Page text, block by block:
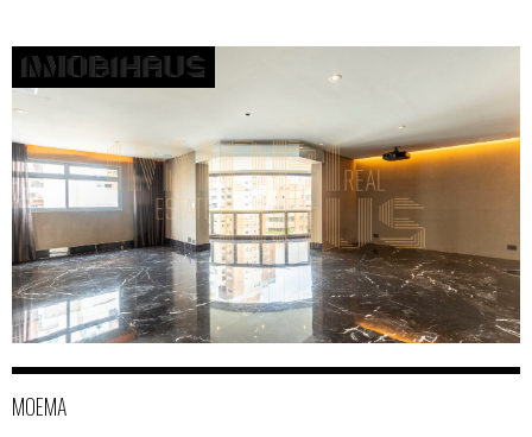
MOEMA